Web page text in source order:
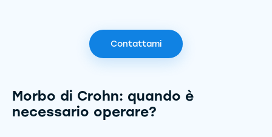
Contattami
Morbo di Crohn: quando è
necessario operare?